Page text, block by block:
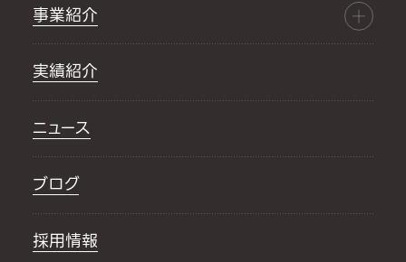
事業紹介
実績紹介
ニュース
ブログ
採用情報